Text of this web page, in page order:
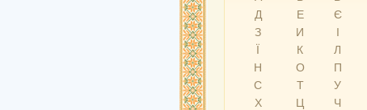
Д
Е Є
З
И І
Ї
К Л
Н
О П
С
Т У
Х
Ц Ч